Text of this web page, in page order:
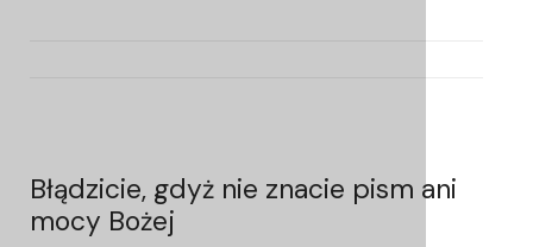
Błądzicie, gdyż nie znacie pism ani
mocy Bożej